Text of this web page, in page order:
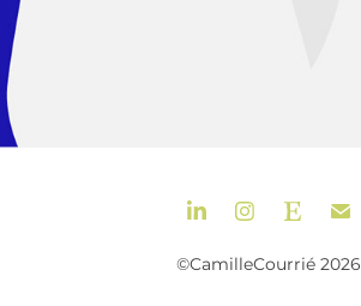
©CamilleCourrié 2026